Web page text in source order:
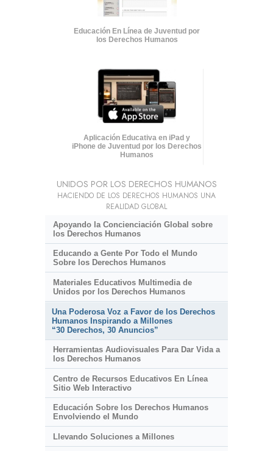
Educación En Línea de Juventud por
los Derechos Humanos
Aplicación Educativa en iPad y
iPhone de Juventud por los Derechos
Humanos
UNIDOS POR LOS DERECHOS HUMANOS
HACIENDO DE LOS DERECHOS HUMANOS UNA
REALIDAD GLOBAL
Apoyando la Concienciación Global sobre
los Derechos Humanos
Educando a Gente Por Todo el Mundo
Sobre los Derechos Humanos
Materiales Educativos Multimedia de
Unidos por los Derechos Humanos
Una Poderosa Voz a Favor de los Derechos
Humanos Inspirando a Millones
“30 Derechos, 30 Anuncios”
Herramientas Audiovisuales Para Dar Vida a
los Derechos Humanos
Centro de Recursos Educativos En Línea
Sitio Web Interactivo
Educación Sobre los Derechos Humanos
Envolviendo el Mundo
Llevando Soluciones a Millones